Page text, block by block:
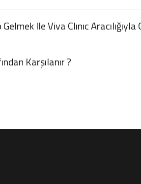
Ile Viva Clınıc
Karşılanır ?